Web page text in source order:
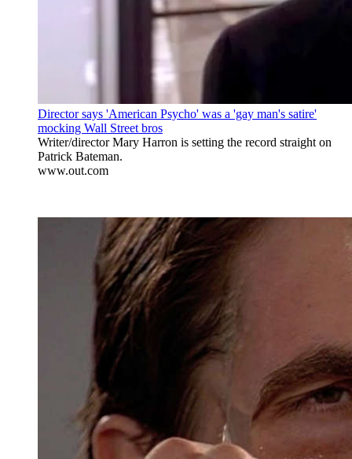
Director says 'American Psycho' was a 'gay man's satire'
mocking Wall Street bros
Writer/director Mary Harron is setting the record straight on
Patrick Bateman.
www.out.com